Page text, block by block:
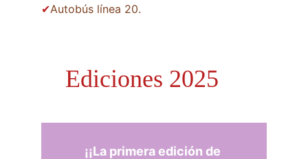
✔Autobús línea 20.
Ediciones 2025
¡¡La primera edición de